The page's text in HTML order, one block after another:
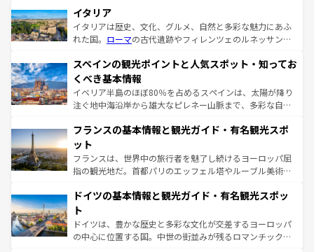
イタリア
イタリアは歴史、文化、グルメ、自然と多彩な魅力にあふ
れた国。 ローマの古代遺跡やフィレンツェのルネッサンス
ろん、トスカーナの美しい田園風景やアマルフィ海岸の絶
景など、自然景観も見逃せない。観光の合間には、本場の
ピザやパスタなど、絶品のイタリア料理を堪能することも
できる。朝目覚めてから夜眠るまで、すべての瞬間を楽し
なお、新着のイタリア情報はコンテンツ一覧を参照してほ
しい。
スペインの観光ポイントと人気スポット・知ってお
くべき基本情報
イベリア半島のほぼ80％を占めるスペインは、太陽が降り
注ぐ地中海沿岸から雄大なピレネー山脈まで、多彩な自然
文化が根付くこの国では、情熱的なフラメンコ、熱気あふ
れる闘牛、そして美味しいタパスが生活の一部となってい
る。首都マドリードの洗練された雰囲気や、バルセロナの
アートに溢れた街角から、地方では古代ローマ遺跡や中世
せる。地方によって風土や気候が異なるスペインはその個
ンテンツ一覧 を参照してほしい。
フランスの基本情報と観光ガイド・有名観光スポ
ット
フランスは、世界中の旅行者を魅了し続けるヨーロッパ屈
指の観光地だ。首都パリのエッフェル塔やルーブル美術館
で、幅広い魅力が詰まっている。華麗な宮殿、歴史的な大
聖堂、美しいビーチ、そして豊かな自然が、訪れる者を心
から魅了する。また、フランスは美食の国としても知ら
れ、フランス料理はユネスコ無形文化遺産にも登録されて
ドイツの基本情報と観光ガイド・有名観光スポッ
ト
ドイツは、豊かな歴史と多彩な文化が交差するヨーロッパ
の中心に位置する国。中世の街並みが残るロマンチック街